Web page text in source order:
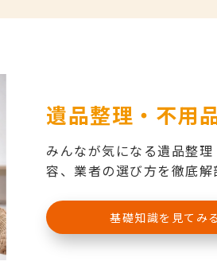
遺品整理・不用
みんなが気になる遺品整
容、業者の選び方を徹底解
基礎知識を見てみる